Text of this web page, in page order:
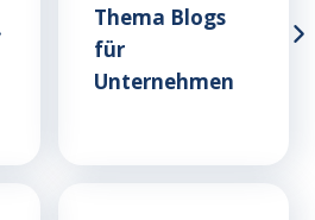
Thema Blogs
für
Unternehmen